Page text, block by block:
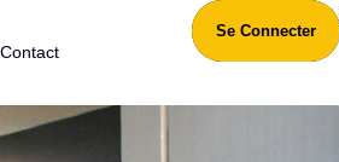
Contact
Se Connecter